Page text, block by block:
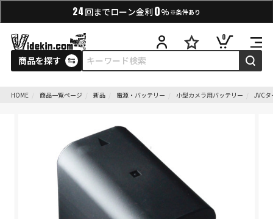
24 回までローン金利 0% ※条件あり
商品を探す
0
HOME 商品一覧ページ 新品 電源・バッテリー 小型カメラ用バッテリー JVC